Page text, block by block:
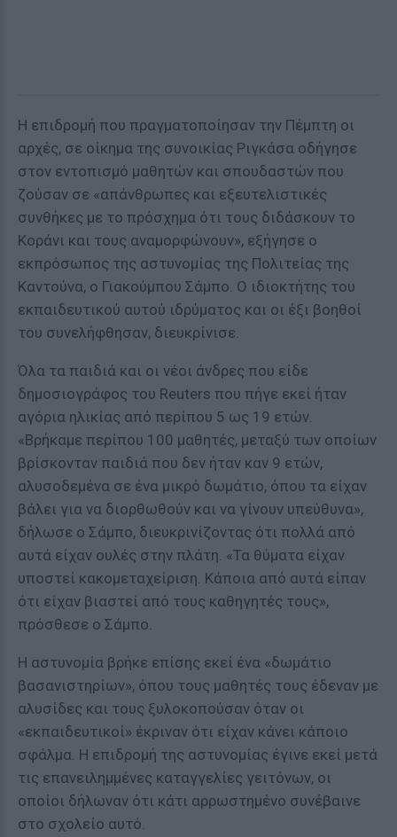
Η επιδρομή που πραγματοποίησαν την Πέμπτη οι
αρχές, σε οίκημα της συνοικίας Ριγκάσα οδήγησε
στον εντοπισμό μαθητών και σπουδαστών που
ζούσαν σε «απάνθρωπες και εξευτελιστικές
συνθήκες με το πρόσχημα ότι τους διδάσκουν το
Κοράνι και τους αναμορφώνουν», εξήγησε ο
εκπρόσωπος της αστυνομίας της Πολιτείας της
Καντούνα, ο Γιακούμπου Σάμπο. Ο ιδιοκτήτης του
εκπαιδευτικού αυτού ιδρύματος και οι έξι βοηθοί
του συνελήφθησαν, διευκρίνισε.
Όλα τα παιδιά και οι νέοι άνδρες που είδε
δημοσιογράφος του Reuters που πήγε εκεί ήταν
αγόρια ηλικίας από περίπου 5 ως 19 ετών.
«Βρήκαμε περίπου 100 μαθητές, μεταξύ των οποίων
βρίσκονταν παιδιά που δεν ήταν καν 9 ετών,
αλυσοδεμένα σε ένα μικρό δωμάτιο, όπου τα είχαν
βάλει για να διορθωθούν και να γίνουν υπεύθυνα»,
δήλωσε ο Σάμπο, διευκρινίζοντας ότι πολλά από
αυτά είχαν ουλές στην πλάτη. «Τα θύματα είχαν
υποστεί κακομεταχείριση. Κάποια από αυτά είπαν
ότι είχαν βιαστεί από τους καθηγητές τους»,
πρόσθεσε ο Σάμπο.
Η αστυνομία βρήκε επίσης εκεί ένα «δωμάτιο
βασανιστηρίων», όπου τους μαθητές τους έδεναν με
αλυσίδες και τους ξυλοκοπούσαν όταν οι
«εκπαιδευτικοί» έκριναν ότι είχαν κάνει κάποιο
σφάλμα. Η επιδρομή της αστυνομίας έγινε εκεί μετά
τις επανειλημμένες καταγγελίες γειτόνων, οι
οποίοι δήλωναν ότι κάτι αρρωστημένο συνέβαινε
στο σχολείο αυτό.